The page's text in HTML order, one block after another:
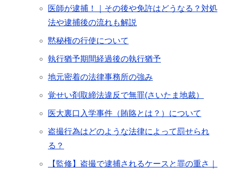
医師が逮捕！｜その後や免許はどうなる？対処
法や逮捕後の流れも解説
黙秘権の行使について
執行猶予期間経過後の執行猶予
地元密着の法律事務所の強み
覚せい剤取締法違反で無罪(さいたま地裁）
医大裏口入学事件（賄賂とは？）について
盗撮行為はどのような法律によって罰せられ
る？
【監修】盗撮で逮捕されるケースと罪の重さ｜